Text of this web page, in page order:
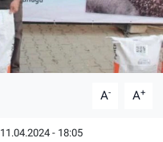
A- A+
11.04.2024 - 18:05